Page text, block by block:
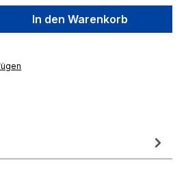
Gib den
In den Warenkorb